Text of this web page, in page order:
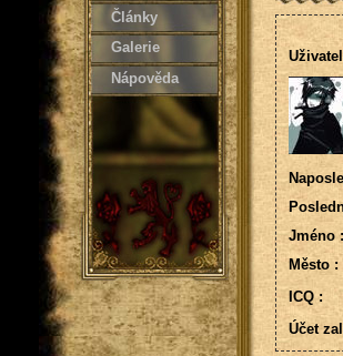
Články
Galerie
Nápověda
Jméno :
Město :
ICQ :
Účet